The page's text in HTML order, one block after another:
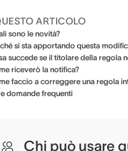
ARTICOLO
sono le novità?
si sta apportando questa
succede se il titolare della regola
riceverò la notifica?
faccio a correggere una regola
domande frequenti
Chi può usare